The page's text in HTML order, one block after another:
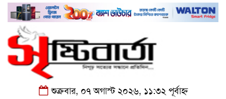
শুক্রবার, ০৭ অগাস্ট ২০২৬, ১১:৩২ পূর্বাহ্ন